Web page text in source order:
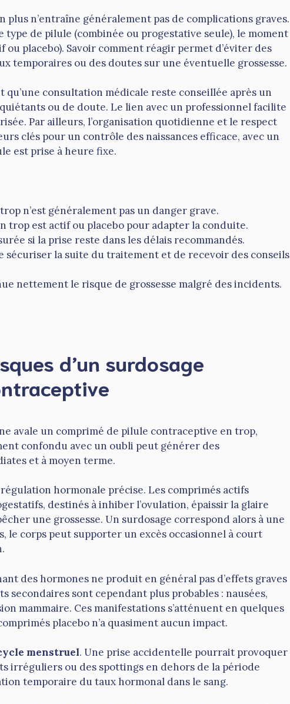
n’entraîne généralement pas de complications graves.
de pilule (combinée ou progestative seule), le moment
placebo). Savoir comment réagir permet d’éviter des
temporaires ou des doutes sur une éventuelle grossesse.
consultation médicale reste conseillée après un
ou de doute. Le lien avec un professionnel facilite
Par ailleurs, l’organisation quotidienne et le respect
clés pour un contrôle des naissances efficace, avec un
est prise à heure fixe.
n’est généralement pas un danger grave.
trop est actif ou placebo pour adapter la conduite.
si la prise reste dans les délais recommandés.
sécuriser la suite du traitement et de recevoir des conseils
nettement le risque de grossesse malgré des incidents.
d’un surdosage
avale un comprimé de pilule contraceptive en trop,
confondu avec un oubli peut générer des
et à moyen terme.
hormonale précise. Les comprimés actifs
destinés à inhiber l’ovulation, épaissir la glaire
une grossesse. Un surdosage correspond alors à une
le corps peut supporter un excès occasionnel à court
des hormones ne produit en général pas d’effets graves
secondaires sont cependant plus probables : nausées,
mammaire. Ces manifestations s’atténuent en quelques
placebo n’a quasiment aucun impact.
menstruel. Une prise accidentelle pourrait provoquer
irréguliers ou des spottings en dehors de la période
temporaire du taux hormonal dans le sang.